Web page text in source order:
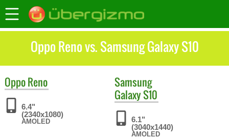
Oppo Reno vs. Samsung Galaxy S10
OppoReno
6.4"
(2340x1080)
AMOLED
Samsung
Galaxy S10
6.1"
(3040x1440)
AMOLED